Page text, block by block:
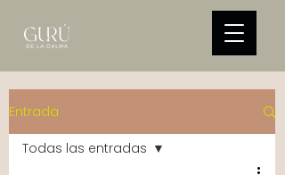
Entrada
Todas las entradas